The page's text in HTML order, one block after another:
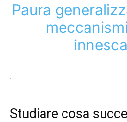
Paura
Studiare cosa